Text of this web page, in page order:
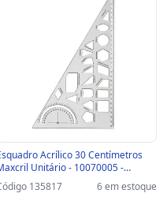
Acrílico 30 Centímetros
Unitário - 10070005 -
135817 6 em estoque